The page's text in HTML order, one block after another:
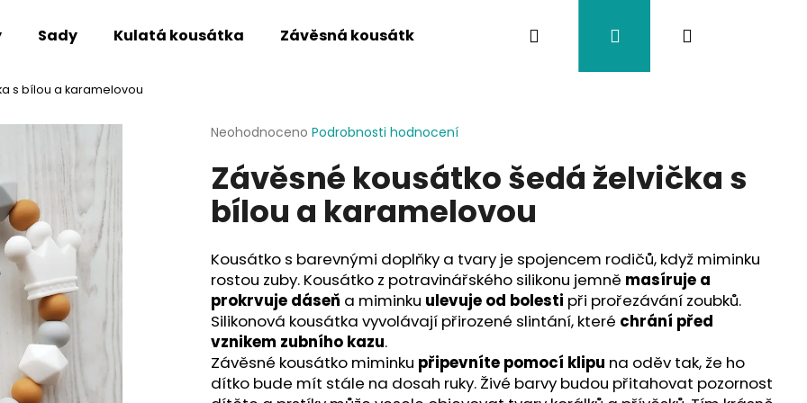
Sady Kulatá kousátka Závěsná kousátka Závěsy na kočárek Twistík kousátka
Hledat PřihlášeníNákupní
s bílou a karamelovou
Průměrné
produktu
je
0,0
hvězdiček.
Neohodnoceno Podrobnosti hodnocení
Závěsné kousátko šedá želvička s
bílou a karamelovou
Kousátko s barevnými doplňky a tvary je spojencem rodičů, když miminku
rostou zuby. Kousátko z potravinářského silikonu jemně masíruje a
prokrvuje dáseň a miminku ulevuje od bolesti při prořezávání zoubků.
Silikonová kousátka vyvolávají přirozené slintání, které chrání před
vznikem zubního kazu.
Závěsné kousátko miminku připevníte pomocí klipu na oděv tak, že ho
dítko bude mít stále na dosah ruky. Živé barvy budou přitahovat pozornost
Co potřebujete najít?
HLEDAT
Doporučujeme